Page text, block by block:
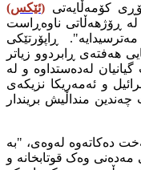
(ئێکس)
لە ڕۆژهەڵاتی ناوەڕاست
ڕاپۆرتێکی
هەفتەی ڕابردوو زیاتر
گیانیان لەدەستداوە و لە
و ئەمەریکا نزیکەی
چەندین منداڵیش بریندار
دەکاتەوە لەوەی، "بە
مەدەنی وەک قوتابخانە و